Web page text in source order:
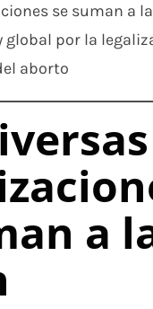
se suman a
por la
aborto
a